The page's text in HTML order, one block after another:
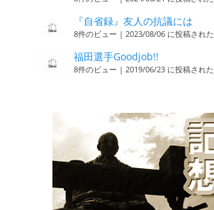
『自省録』友人の抗議には
8件のビュー | 2023/08/06 に投稿された
福田選手Goodjob!!
8件のビュー | 2019/06/23 に投稿された